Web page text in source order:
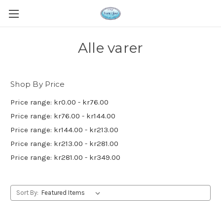
Alle varer
Shop By Price
Price range: kr0.00 - kr76.00
Price range: kr76.00 - kr144.00
Price range: kr144.00 - kr213.00
Price range: kr213.00 - kr281.00
Price range: kr281.00 - kr349.00
Sort By: